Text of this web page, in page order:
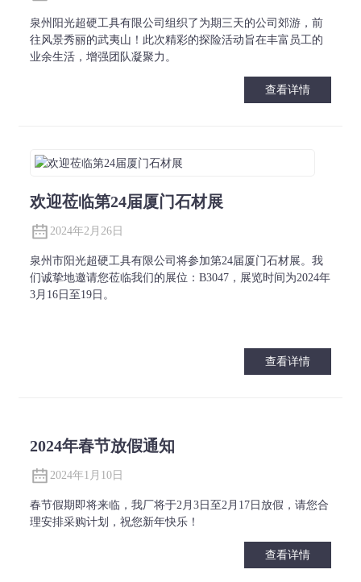
泉州阳光超硬工具有限公司组织了为期三天的公司郊游，前
往风景秀丽的武夷山！此次精彩的探险活动旨在丰富员工的
业余生活，增强团队凝聚力。
查看详情
欢迎莅临第24届厦门石材展
2024年2月26日
泉州市阳光超硬工具有限公司将参加第24届厦门石材展。我
们诚挚地邀请您莅临我们的展位：B3047，展览时间为2024年
3月16日至19日。
查看详情
2024年春节放假通知
2024年1月10日
春节假期即将来临，我厂将于2月3日至2月17日放假，请您合
理安排采购计划，祝您新年快乐！
查看详情